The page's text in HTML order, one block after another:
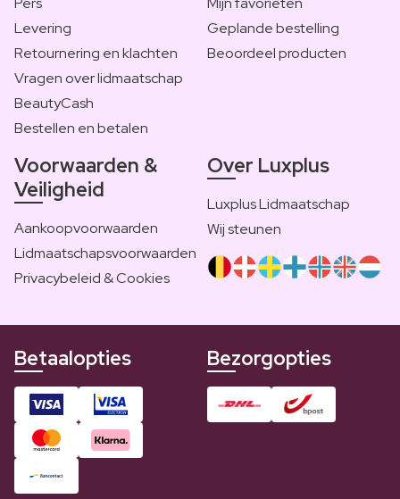
Levering
Retournering en klachten
Vragen over lidmaatschap
BeautyCash
Bestellen en betalen
Geplande bestelling
Beoordeel producten
Voorwaarden &
Veiligheid
Aankoopvoorwaarden
Lidmaatschapsvoorwaarden
Privacybeleid & Cookies
Over Luxplus
Luxplus Lidmaatschap
Wij steunen
Betaalopties Bezorgopties